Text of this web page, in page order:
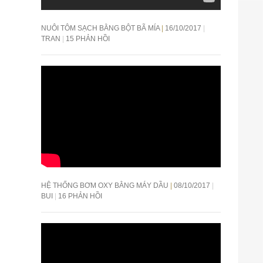
NUÔI TÔM SẠCH BẰNG BỘT BÃ MÍA
16/10/2017
TRAN
15 PHẢN HỒI
HỆ THỐNG BƠM OXY BẰNG MÁY DẦU
08/10/2017
BUI
16 PHẢN HỒI